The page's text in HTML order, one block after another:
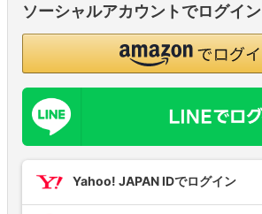
ソーシャルアカウントでログイン
Yahoo! JAPAN IDでログイン